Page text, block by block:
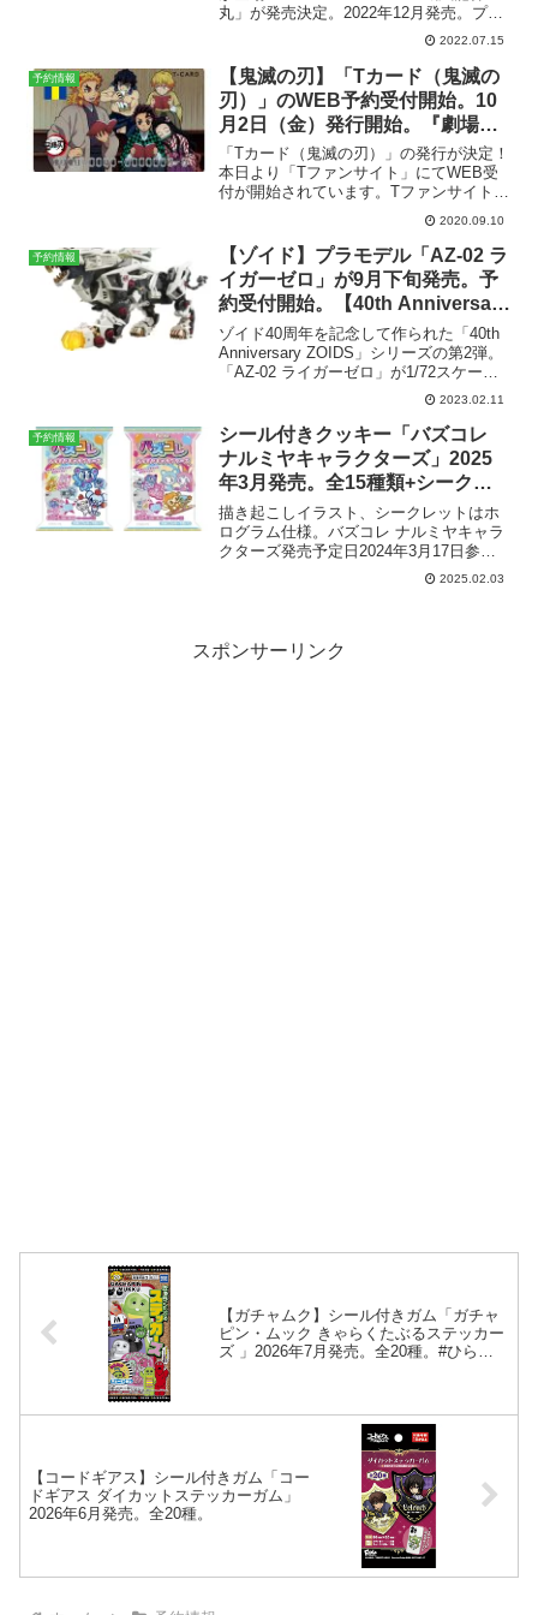
丸」が発売決定。2022年12月発売。プレ
ミアムバンダイにて現在予約受付中で
す。NXEDGE STYLE 鳳凰龍神丸6,930円
（税込）2022年12月発売予定...
2022.07.15
予約情報
【鬼滅の刃】「Tカード（鬼滅の
刃）」のWEB予約受付開始。10
月2日（金）発行開始。『劇場版
「鬼滅の刃」 無限列車編』 公開
記念。
「Tカード（鬼滅の刃）」の発行が決定！
本日より「Tファンサイト」にてWEB受
付が開始されています。Tファンサイトで
「Tカード（鬼滅の刃）」を見てみる今回
の「Tカード（鬼滅の刃）」は、「読書」
をテーマにしたufotableによる描き下ろし
イラ...
2020.09.10
予約情報
【ゾイド】プラモデル「AZ-02 ラ
イガーゼロ」が9月下旬発売。予
約受付開始。【40th Anniversary
ZOIDS】
ゾイド40周年を記念して作られた「40th
Anniversary ZOIDS」シリーズの第2弾。
「AZ-02 ライガーゼロ」が1/72スケール
の組立キットとして立体化。予約受付開
始。ゾイド AZ-02 ライガーゼロAmazon
で「ゾイド ...
2023.02.11
予約情報
シール付きクッキー「バズコレ
ナルミヤキャラクターズ」2025
年3月発売。全15種類+シークレ
ット（ホログラム）1種。【エン
ジェルブルー】【メゾピアノ】他
描き起こしイラスト、シークレットはホ
ログラム仕様。バズコレ ナルミヤキャラ
クターズ発売予定日2024年3月17日参考
価格1個 132円（税込）1BOX （10個入）
1,320円（税込）ラインナップシール 全
2025.02.03
スポンサーリンク
【ガチャムク】シール付きガム「ガチャ
ピン・ムック きゃらくたぶるステッカー
ズ 」2026年7月発売。全20種。#ひらけ!
【コードギアス】シール付きガム「コー
ドギアス ダイカットステッカーガム」
2026年6月発売。全20種。